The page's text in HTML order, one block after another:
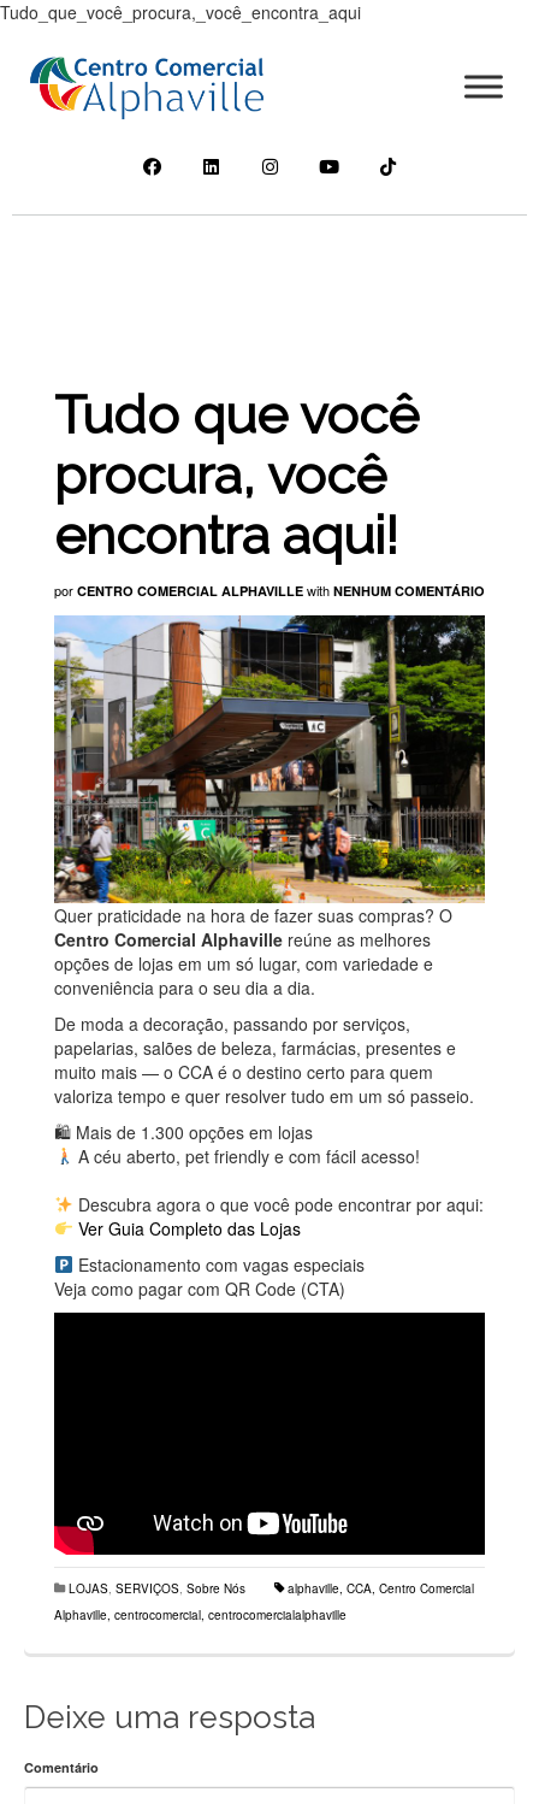
Tudo_que_você_procura,_você_encontra_aqui
Tudo que você
procura, você
encontra aqui!
por CENTRO COMERCIAL ALPHAVILLE with NENHUM COMENTÁRIO
Quer praticidade na hora de fazer suas compras? O
Centro Comercial Alphaville reúne as melhores
opções de lojas em um só lugar, com variedade e
conveniência para o seu dia a dia.
De moda a decoração, passando por serviços,
papelarias, salões de beleza, farmácias, presentes e
muito mais — o CCA é o destino certo para quem
valoriza tempo e quer resolver tudo em um só passeio.
🛍 Mais de 1.300 opções em lojas
A céu aberto, pet friendly e com fácil acesso!
Descubra agora o que você pode encontrar por aqui:
Ver Guia Completo das Lojas
Estacionamento com vagas especiais
Veja como pagar com QR Code (CTA)
LOJAS, SERVIÇOS, Sobre Nós alphaville, CCA, Centro Comercial
Alphaville, centrocomercial, centrocomercialalphaville
Deixe uma resposta
Comentário